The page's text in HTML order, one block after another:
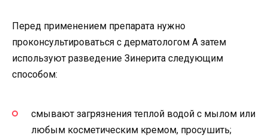
Перед применением препарата нужно
проконсультироваться с дерматологом А затем
используют разведение Зинерита следующим
способом:
смывают загрязнения теплой водой с мылом или
любым косметическим кремом, просушить;